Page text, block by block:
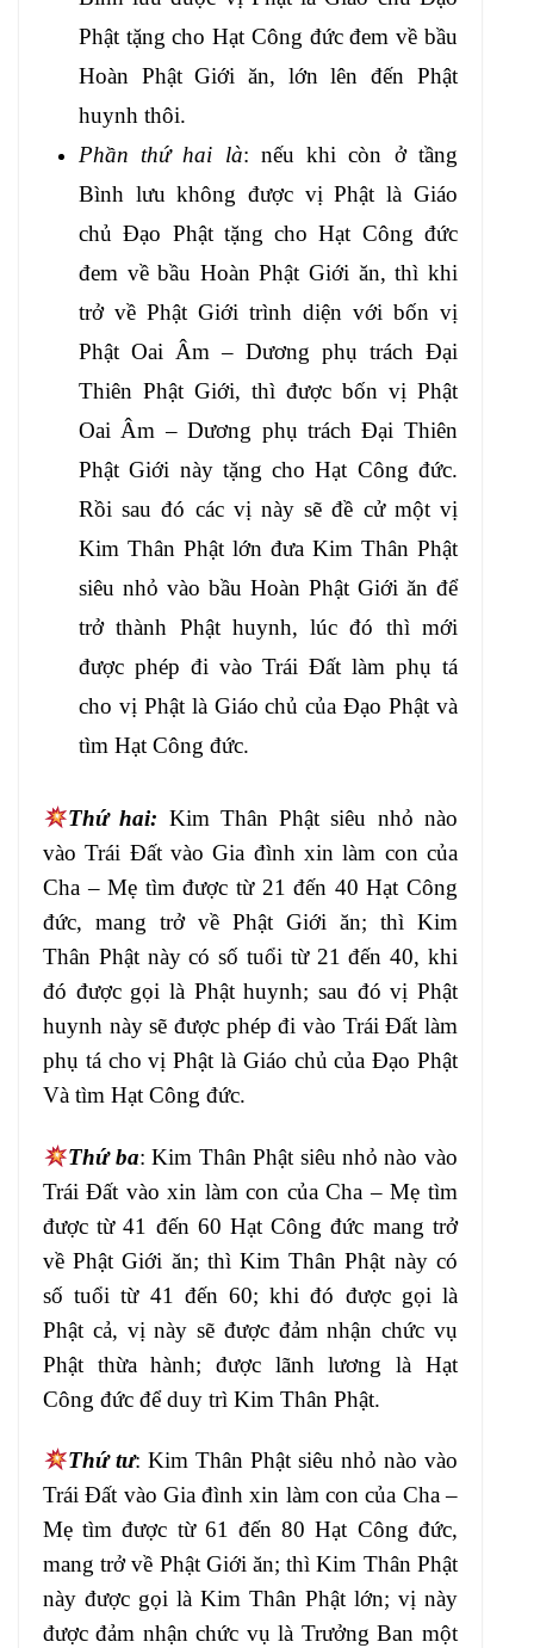
Phật tặng choHạt Công đức đem về bầu
Hoàn Phật Giớiăn, lớn lên đến Phật
huynh thôi.
Phần thứhai là: nếu khi còn ở tầng
Bình lưu khôngđược vị Phật là Giáo
chủ Đạo Phật tặngcho Hạt Công đức
đem về bầu Hoàn Phật Giới ăn, thì khi
trở về Phật Giới trình diện với bốn vị
Phật Oai Âm – Dương phụ trách Đại
Thiên Phật Giới, thì được bốn vị Phật
Oai Âm – Dương phụ trách Đại Thiên
Phật Giới này tặng cho Hạt Công đức.
Rồi sau đó các vị này sẽ đề cử một vị
Kim Thân Phật lớn đưa Kim Thân Phật
siêu nhỏ vào bầu Hoàn Phật Giới ăn để
trở thành Phật huynh, lúc đó thì mới
được phép đi vàoTrái Đất làm phụ tá
cho vị Phật là Giáo chủ của Đạo Phật và
tìm Hạt Công đức.
Thứhai: Kim Thân Phật siêu nhỏ nào
vào Trái Đấtvào Gia đình xin làm con của
Cha – Mẹ tìm được từ 21 đến 40 Hạt Công
đức, mang trở về Phật Giới ăn; thì Kim
Thân Phật nàycó số tuổi từ 21 đến 40, khi
đó được gọi là Phật huynh; sau đó vị Phật
huynh nàysẽ được phép đi vào Trái Đất làm
phụ tá cho vị Phật là Giáo chủ của Đạo Phật
Và tìm Hạt Công đức.
Thứ ba: Kim Thân Phật siêu nhỏ nào vào
Trái Đất vàoxin làm con của Cha – Mẹ tìm
được từ 41 đến 60 Hạt Công đức mang trở
về Phật Giới ăn; thì Kim Thân Phật này có
số tuổitừ 41 đến 60; khi đó được gọi là
Phật cả, vị này sẽ được đảm nhận chức vụ
Phật thừa hành; được lãnh lương là Hạt
Công đức để duy trì Kim Thân Phật.
Thứ tư: Kim Thân Phật siêu nhỏ nào vào
Trái Đất vào Gia đình xin làm con của Cha –
Mẹ tìm được từ 61 đến 80 Hạt Công đức,
mang trở về Phật Giới ăn; thì Kim Thân Phật
này được gọi là Kim Thân Phật lớn; vị này
được đảm nhận chức vụ là Trưởng Ban một